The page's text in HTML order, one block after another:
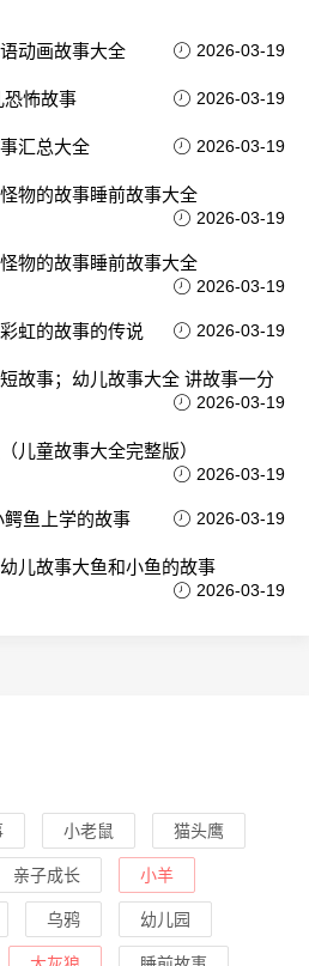
动画故事大全 2026-03-19
恐怖故事 2026-03-19
汇总大全 2026-03-19
物的故事睡前故事大全
2026-03-19
物的故事睡前故事大全
2026-03-19
虹的故事的传说 2026-03-19
故事；幼儿故事大全 讲故事一分
2026-03-19
儿童故事大全完整版）
2026-03-19
鱼上学的故事 2026-03-19
儿故事大鱼和小鱼的故事
2026-03-19
小老鼠 猫头鹰
亲子成长 小羊
乌鸦 幼儿园